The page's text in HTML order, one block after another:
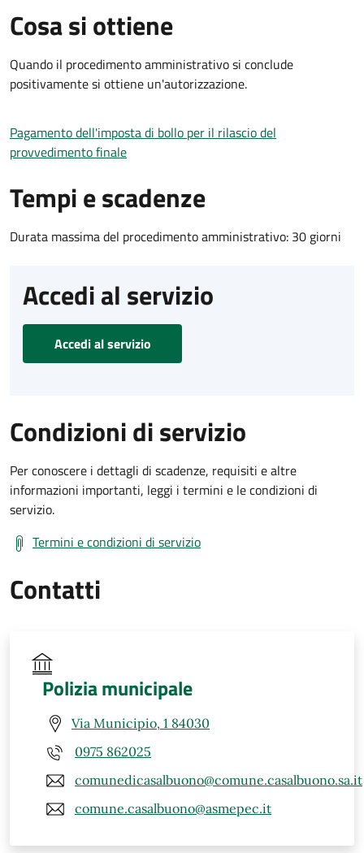
Cosa si ottiene
Quando il procedimento amministrativo si conclude
positivamente si ottiene un'autorizzazione.
Pagamento dell'imposta di bollo per il rilascio del
provvedimento finale
Tempi e scadenze
Durata massima del procedimento amministrativo: 30 giorni
Accedi al servizio
Accedi al servizio
Condizioni di servizio
Per conoscere i dettagli di scadenze, requisiti e altre
informazioni importanti, leggi i termini e le condizioni di
servizio.
Termini e condizioni di servizio
Contatti
Polizia municipale
Via Municipio, 1 84030
0975 862025
comunedicasalbuono@comune.casalbuono.sa.it
comune.casalbuono@asmepec.it